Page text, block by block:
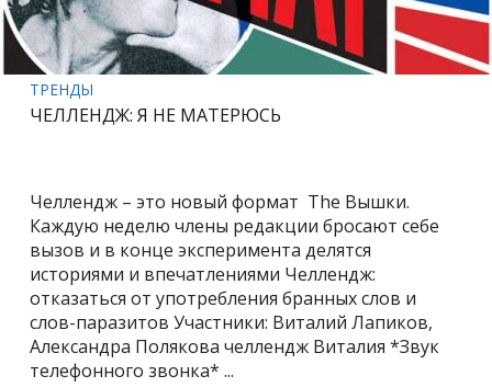
ТРЕНДЫ
ЧЕЛЛЕНДЖ: Я НЕ МАТЕРЮСЬ
Челлендж – это новый формат The Вышки.
Каждую неделю члены редакции бросают себе
вызов и в конце эксперимента делятся
историями и впечатлениями Челлендж:
отказаться от употребления бранных слов и
слов-паразитов Участники: Виталий Лапиков,
Александра Полякова челлендж Виталия *Звук
телефонного звонка* ...